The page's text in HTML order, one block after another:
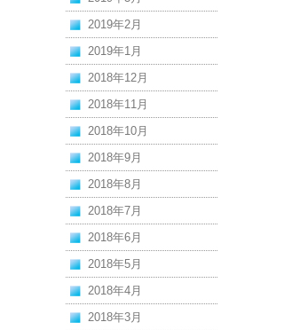
2019年2月
2019年1月
2018年12月
2018年11月
2018年10月
2018年9月
2018年8月
2018年7月
2018年6月
2018年5月
2018年4月
2018年3月